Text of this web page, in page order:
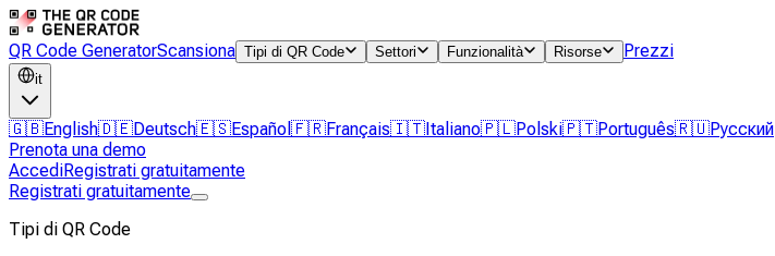
QR Code GeneratorScansiona Tipi di QR Code Settori Funzionalità Risorse Prezzi
it
🇬🇧English🇩🇪Deutsch🇪🇸Español 🇫🇷Français🇮🇹Italiano🇵🇱Polski🇵🇹Português🇷🇺Русский
Prenota una demo
AccediRegistrati gratuitamente
Registrati gratuitamente
Tipi di QR Code